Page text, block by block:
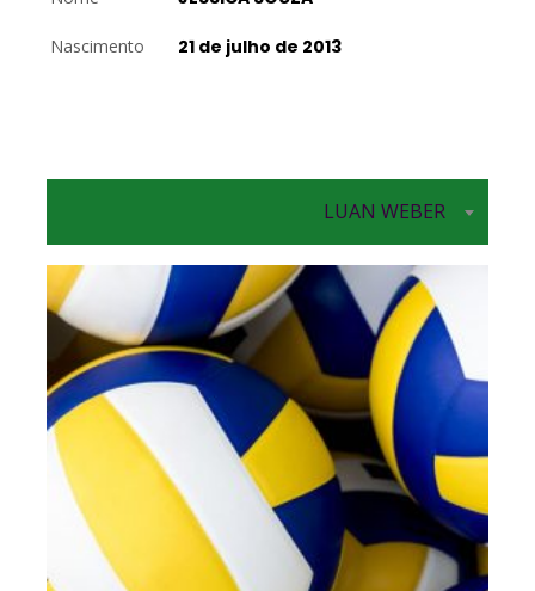
Nascimento 21 de julho de 2013
LUAN WEBER